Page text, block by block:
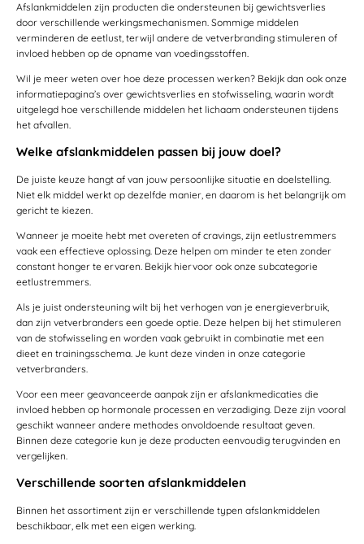
Afslankmiddelen zijn producten die ondersteunen bij gewichtsverlies
door verschillende werkingsmechanismen. Sommige middelen
verminderen de eetlust, terwijl andere de vetverbranding stimuleren of
invloed hebben op de opname van voedingsstoffen.
Wil je meer weten over hoe deze processen werken? Bekijk dan ook onze
informatiepagina’s over gewichtsverlies en stofwisseling, waarin wordt
uitgelegd hoe verschillende middelen het lichaam ondersteunen tijdens
het afvallen.
Welke afslankmiddelen passen bij jouw doel?
De juiste keuze hangt af van jouw persoonlijke situatie en doelstelling.
Niet elk middel werkt op dezelfde manier, en daarom is het belangrijk om
gericht te kiezen.
Wanneer je moeite hebt met overeten of cravings, zijn eetlustremmers
vaak een effectieve oplossing. Deze helpen om minder te eten zonder
constant honger te ervaren. Bekijk hiervoor ook onze subcategorie
eetlustremmers.
Als je juist ondersteuning wilt bij het verhogen van je energieverbruik,
dan zijn vetverbranders een goede optie. Deze helpen bij het stimuleren
van de stofwisseling en worden vaak gebruikt in combinatie met een
dieet en trainingsschema. Je kunt deze vinden in onze categorie
vetverbranders.
Voor een meer geavanceerde aanpak zijn er afslankmedicaties die
invloed hebben op hormonale processen en verzadiging. Deze zijn vooral
geschikt wanneer andere methodes onvoldoende resultaat geven.
Binnen deze categorie kun je deze producten eenvoudig terugvinden en
vergelijken.
Verschillende soorten afslankmiddelen
Binnen het assortiment zijn er verschillende typen afslankmiddelen
beschikbaar, elk met een eigen werking.